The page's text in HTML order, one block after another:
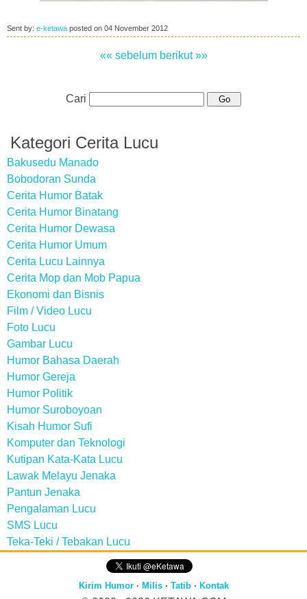
Sent by: e-ketawa posted on 04 November 2012
«« sebelum berikut »»
Cari
Kategori Cerita Lucu
Bakusedu Manado
Bobodoran Sunda
Cerita Humor Batak
Cerita Humor Binatang
Cerita Humor Dewasa
Cerita Humor Umum
Cerita Lucu Lainnya
Cerita Mop dan Mob Papua
Ekonomi dan Bisnis
Film / Video Lucu
Foto Lucu
Gambar Lucu
Humor Bahasa Daerah
Humor Gereja
Humor Politik
Humor Suroboyoan
Kisah Humor Sufi
Komputer dan Teknologi
Kutipan Kata-Kata Lucu
Lawak Melayu Jenaka
Pantun Jenaka
Pengalaman Lucu
SMS Lucu
Teka-Teki / Tebakan Lucu
Kirim Humor· Milis· Tatib· Kontak